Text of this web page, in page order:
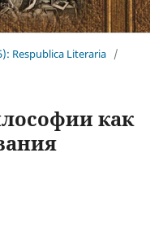
Respublica Literaria /
как